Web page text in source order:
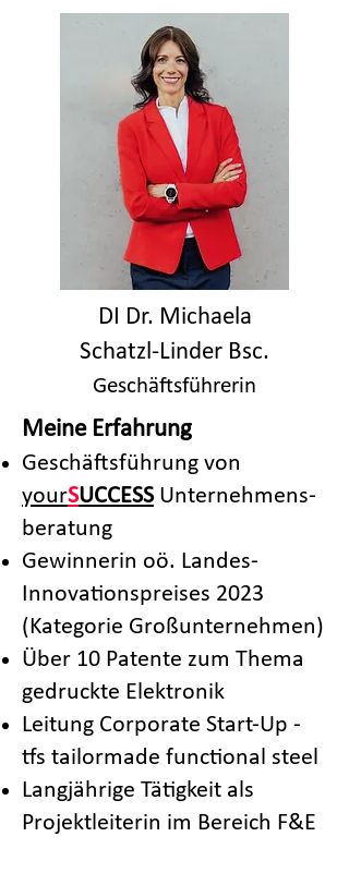
DI Dr. Michaela
Schatzl-Linder Bsc.
Geschäftsführerin
Meine Erfahrung
Geschäftsführung von
yourSUCCESSUnternehmens-
beratung
Gewinnerin oö. Landes-
Innovationspreises 2023
(Kategorie Großunternehmen)
Über 10 Patente zum Thema
gedruckte Elektronik
Leitung Corporate Start-Up -
tfs tailormade functional steel
Langjährige Tätigkeit als
Projektleiterin im Bereich F&E